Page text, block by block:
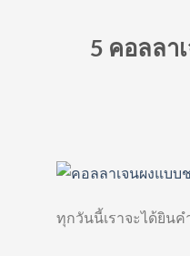
5 คอลลา
ทุกวันนี้เราจะได้ยินค